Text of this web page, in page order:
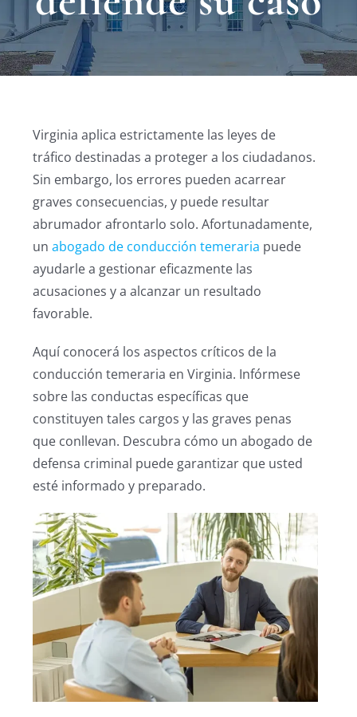
Blog
Virginia aplica estrictamente las leyes de
tráfico destinadas a proteger a los ciudadanos.
Sin embargo, los errores pueden acarrear
graves consecuencias, y puede resultar
abrumador afrontarlo solo. Afortunadamente,
unabogado de conducción temeraria puede
ayudarle a gestionar eficazmente las
acusaciones y a alcanzar un resultado
favorable.
Aquí conocerá los aspectos críticos de la
conducción temeraria en Virginia. Infórmese
sobre las conductas específicas que
constituyen tales cargos y las graves penas
que conllevan. Descubra cómo un abogado de
defensa criminal puede garantizar que usted
esté informado y preparado.